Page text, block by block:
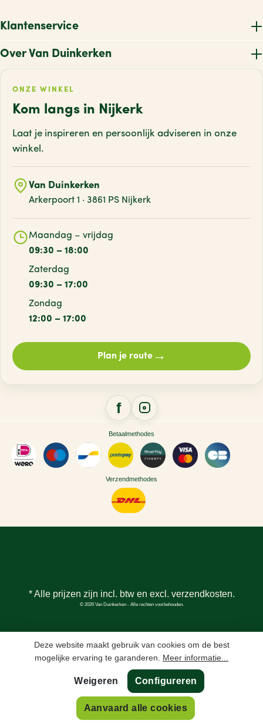
In winkelmand
Klantenservice
Over Van Duinkerken
ONZE WINKEL
Kom langs in Nijkerk
Laat je inspireren en persoonlijk adviseren in onze
winkel.
Van Duinkerken
Arkerpoort 1 · 3861 PS Nijkerk
Maandag – vrijdag
09:30 – 18:00
Zaterdag
09:30 – 17:00
Zondag
12:00 – 17:00
Plan je route→
Betaalmethodes
Verzendmethodes
* Alle prijzen zijn incl. btw en excl. verzendkosten.
© 2026 Van Duinkerken - Alle rechten voorbehouden.
Deze website maakt gebruik van cookies om de best
mogelijke ervaring te garanderen. Meer informatie...
Weigeren Configureren
Aanvaard alle cookies